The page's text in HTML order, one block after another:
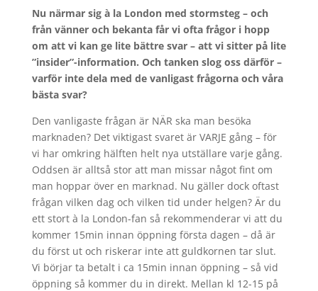
Nu närmar sig à la London med stormsteg – och
från vänner och bekanta får vi ofta frågor i hopp
om att vi kan ge lite bättre svar – att vi sitter på lite
”insider”-information. Och tanken slog oss därför –
varför inte dela med de vanligast frågorna och våra
bästa svar?
Den vanligaste frågan är NÄR ska man besöka
marknaden? Det viktigast svaret är VARJE gång – för
vi har omkring hälften helt nya utställare varje gång.
Oddsen är alltså stor att man missar något fint om
man hoppar över en marknad. Nu gäller dock oftast
frågan vilken dag och vilken tid under helgen? Är du
ett stort à la London-fan så rekommenderar vi att du
kommer 15min innan öppning första dagen – då är
du först ut och riskerar inte att guldkornen tar slut.
Vi börjar ta betalt i ca 15min innan öppning – så vid
öppning så kommer du in direkt. Mellan kl 12-15 på